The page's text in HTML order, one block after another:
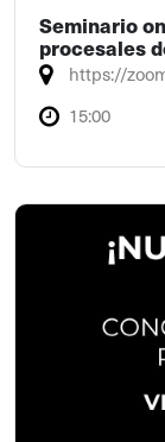
Seminario
procesales
https://
15:00